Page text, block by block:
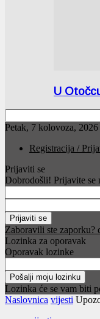
U
Petak, 7 kolovoza, 2026
Registracija /
Prijaviti se
Dobrodošli! Prijavite se
Zaboravili ste zaporku?
Lozinka za oporavak
Oporavak lozinke
Lozinka će se vam biti
Naslovnica vijesti